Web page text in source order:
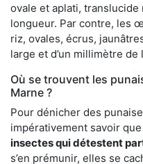
ovale et aplati, translucide
longueur. Par contre, les
riz, ovales, écrus,
large et d’un millimètre de
Où se trouvent les
Marne ?
Pour dénicher des
impérativement savoir
insectes qui détestent
s’en prémunir, elles se